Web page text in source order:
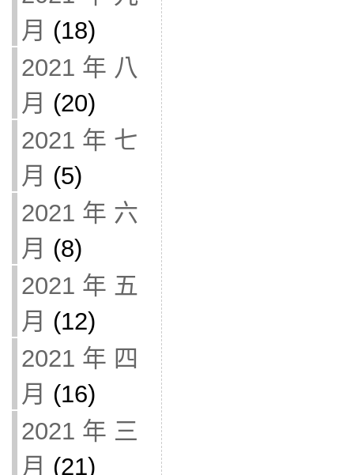
月 (18)
2021 年 八
月 (20)
2021 年 七
月 (5)
2021 年 六
月 (8)
2021 年 五
月 (12)
2021 年 四
月 (16)
2021 年 三
月 (21)